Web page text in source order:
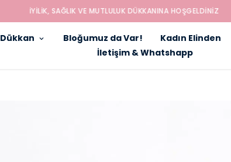
İYILIK, SAĞLIK VE MUTLULUK DÜKKANINA HOŞGELDINIZ
Dükkan Bloğumuz da Var! Kadın Elinden
İletişim & Whatshapp